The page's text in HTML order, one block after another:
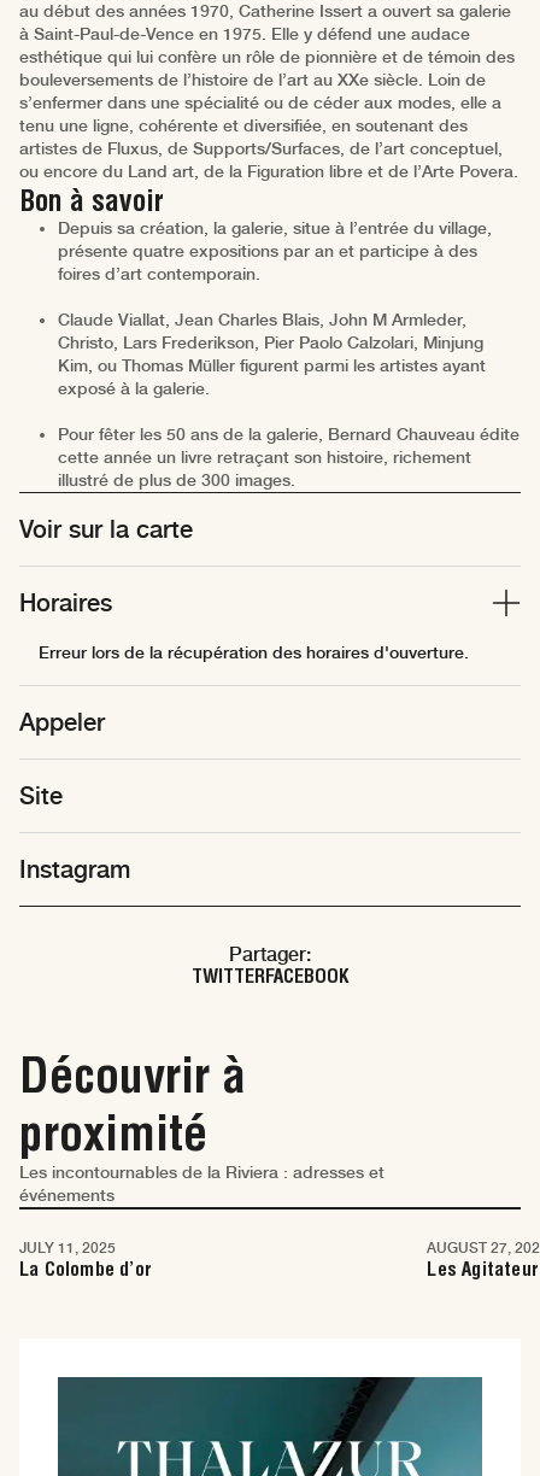
au début des années 1970, Catherine Issert a ouvert sa galerie
à Saint-Paul-de-Vence en 1975. Elle y défend une audace
esthétique qui lui confère un rôle de pionnière et de témoin des
bouleversements de l’histoire de l’art au XXe siècle. Loin de
s’enfermer dans une spécialité ou de céder aux modes, elle a
tenu une ligne, cohérente et diversifiée, en soutenant des
artistes de Fluxus, de Supports/Surfaces, de l’art conceptuel,
ou encore du Land art, de la Figuration libre et de l’Arte Povera.
Bon à savoir
Depuis sa création, la galerie, situe à l’entrée du village,
présente quatre expositions par an et participe à des
foires d’art contemporain.
Claude Viallat, Jean Charles Blais, John M Armleder,
Christo, Lars Frederikson, Pier Paolo Calzolari, Minjung
Kim, ou Thomas Müller figurent parmi les artistes ayant
exposé à la galerie.
Pour fêter les 50 ans de la galerie, Bernard Chauveau édite
cette année un livre retraçant son histoire, richement
illustré de plus de 300 images.
Voir sur la carte
Horaires
Erreur lors de la récupération des horaires d'ouverture.
Appeler
Site
Instagram
Partager:
TWITTERFACEBOOK
Découvrir à
proximité
Les incontournables de la Riviera : adresses et
événements
Nice
JULY 11, 2025
La Colombe d’or
AUGUST 27,
Les